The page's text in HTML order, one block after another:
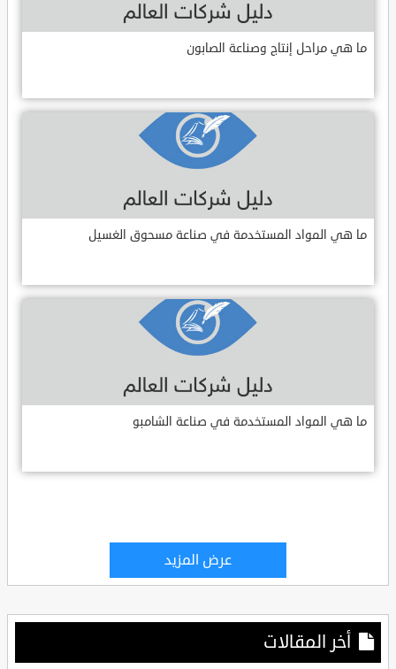
ما هي مراحل إنتاج وصناعة الصابون
ما هي المواد المستخدمة في صناعة مسحوق الغسيل
ما هي المواد المستخدمة في صناعة الشامبو
عرض المزيد
أخر المقالات